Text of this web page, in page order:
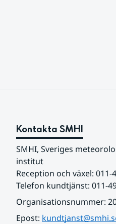
Kontakta SMHI
SMHI, Sveriges
institut
Reception och växel: 011-
Telefon kundtjänst: 011-
Organisationsnummer:
Epost: